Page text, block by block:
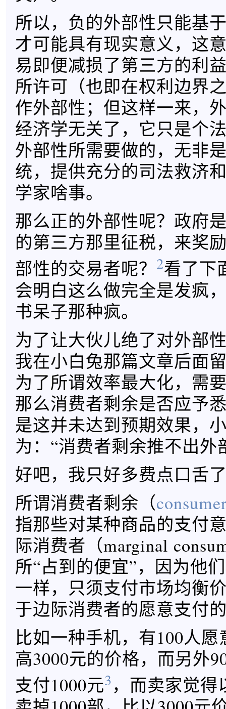
所以，负的外部性只能基
才可能具有现实意义，这
易即便减损了第三方的利
所许可（也即在权利边界
作外部性；但这样一来，
经济学无关了，它只是个
外部性所需要做的，无非
统，提供充分的司法救济
学家啥事。
那么正的外部性呢？政府
的第三方那里征税，来奖
部性的交易者呢？ 2看了下
会明白这么做完全是发疯
书呆子那种疯。
为了让大伙儿绝了对外部
我在小白兔那篇文章后面
为了所谓效率最大化，需
那么消费者剩余是否应予
是这并未达到预期效果，
为：“消费者剩余推不出外
好吧，我只好多费点口舌
所谓消费者剩余（
指那些对某种商品的支付
际消费者（marginal
所“占到的便宜”，因为他
一样，只须支付市场均衡
于边际消费者的愿意支付
比如一种手机，有100人
高3000元的价格，而另外
支付1000元3，而卖家觉得